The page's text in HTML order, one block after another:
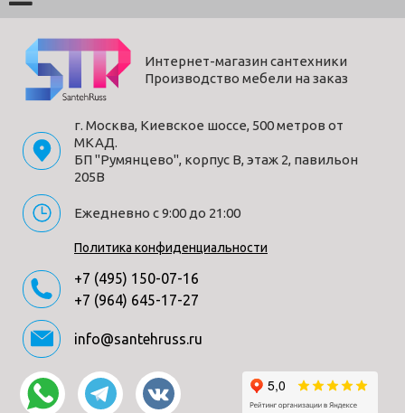
Интернет-магазин сантехники
Производство мебели на заказ
г. Москва, Киевское шоссе, 500 метров от
МКАД.
БП "Румянцево", корпус В, этаж 2, павильон
205В
Ежедневно с 9:00 до 21:00
Политика конфиденциальности
+7 (495) 150-07-16
+7 (964) 645-17-27
info@santehruss.ru